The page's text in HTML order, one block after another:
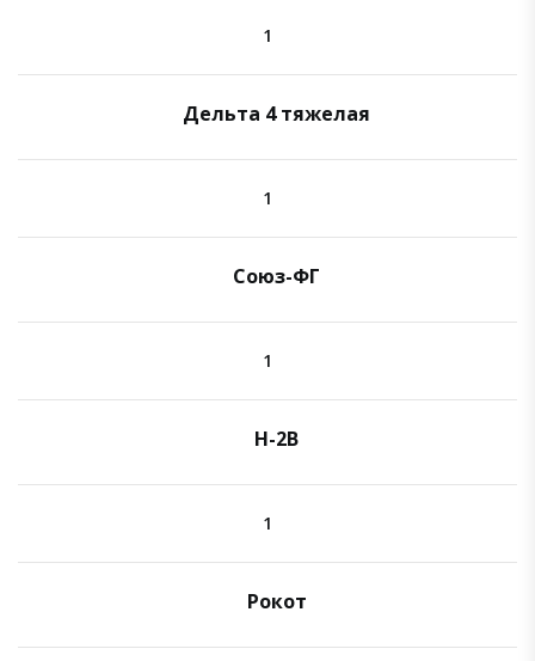
1
Дельта 4 тяжелая
1
Союз-ФГ
1
H-2B
1
Рокот